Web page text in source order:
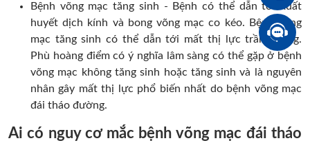
Bệnh võng mạc tăng sinh - Bệnh có thể dẫn tới xuất
huyết dịch kính và bong võng mạc co kéo. Bệnh võng
mạc tăng sinh có thể dẫn tới mất thị lực trầm trọng.
Phù hoàng điểm có ý nghĩa lâm sàng có thể gặp ở bệnh
võng mạc không tăng sinh hoặc tăng sinh và là nguyên
nhân gây mất thị lực phổ biến nhất do bệnh võng mạc
đái tháo đường.
Ai có nguy cơ mắc bệnh võng mạc đái tháo